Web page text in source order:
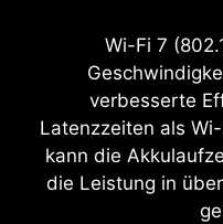
Wi-Fi 7
verbesserte
Latenzzeiten als
kann die
die Leistung in